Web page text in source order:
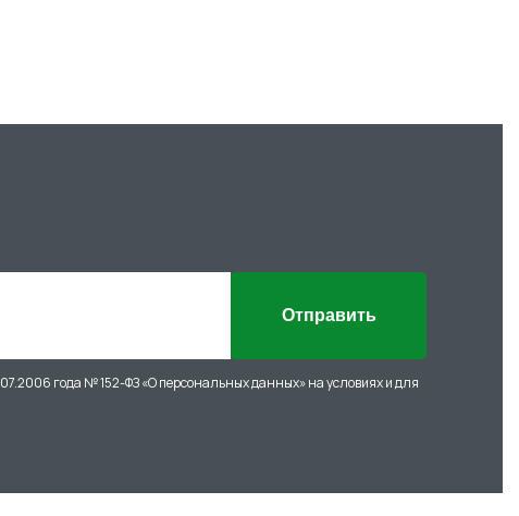
Отправить
года № 152-ФЗ «О персональных данных» на условиях и для